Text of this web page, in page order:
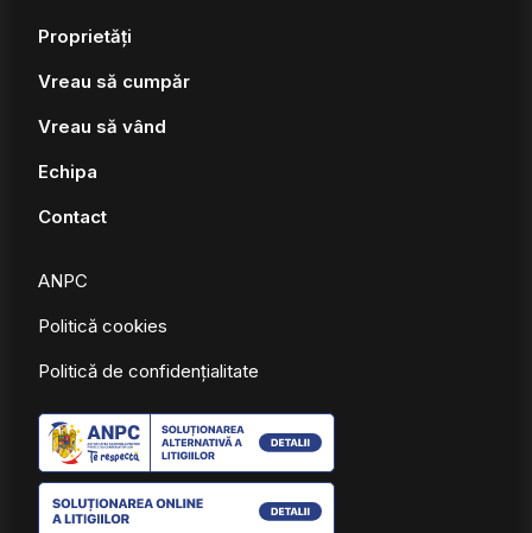
Proprietăți
Vreau să cumpăr
Vreau să vând
Echipa
Contact
ANPC
Politică cookies
Politică de confidențialitate